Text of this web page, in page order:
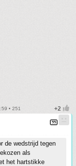
• 251
de wedstrijd tegen
als
het hartstikke